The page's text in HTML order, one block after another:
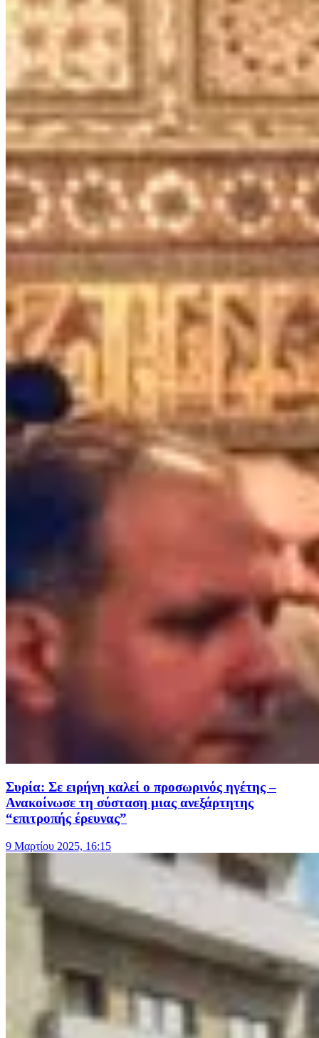
Συρία: Σε ειρήνη καλεί ο προσωρινός ηγέτης –
Ανακοίνωσε τη σύσταση μιας ανεξάρτητης
“επιτροπής έρευνας”
9 Μαρτίου 2025, 16:15